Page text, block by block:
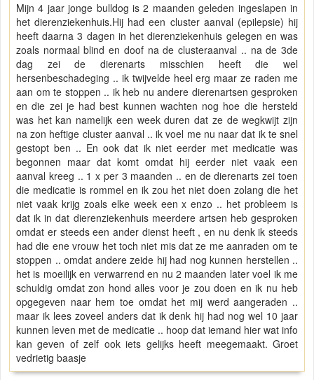
Mijn 4 jaar jonge bulldog is 2 maanden geleden ingeslapen in
het dierenziekenhuis.Hij had een cluster aanval (epilepsie) hij
heeft daarna 3 dagen in het dierenziekenhuis gelegen en was
zoals normaal blind en doof na de clusteraanval .. na de 3de
dag zei de dierenarts misschien heeft die wel
hersenbeschadeging .. ik twijvelde heel erg maar ze raden me
aan om te stoppen .. ik heb nu andere dierenartsen gesproken
en die zei je had best kunnen wachten nog hoe die hersteld
was het kan namelijk een week duren dat ze de wegkwijt zijn
na zon heftige cluster aanval .. ik voel me nu naar dat ik te snel
gestopt ben .. En ook dat ik niet eerder met medicatie was
begonnen maar dat komt omdat hij eerder niet vaak een
aanval kreeg .. 1 x per 3 maanden .. en de dierenarts zei toen
die medicatie is rommel en ik zou het niet doen zolang die het
niet vaak krijg zoals elke week een x enzo .. het probleem is
dat ik in dat dierenziekenhuis meerdere artsen heb gesproken
omdat er steeds een ander dienst heeft , en nu denk ik steeds
had die ene vrouw het toch niet mis dat ze me aanraden om te
stoppen .. omdat andere zeide hij had nog kunnen herstellen ..
het is moeilijk en verwarrend en nu 2 maanden later voel ik me
schuldig omdat zon hond alles voor je zou doen en ik nu heb
opgegeven naar hem toe omdat het mij werd aangeraden ..
maar ik lees zoveel anders dat ik denk hij had nog wel 10 jaar
kunnen leven met de medicatie .. hoop dat iemand hier wat info
kan geven of zelf ook iets gelijks heeft meegemaakt. Groet
vedrietig baasje